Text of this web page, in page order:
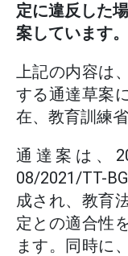
定に違反した
案しています。
上記の内容は
する通達草案
在、教育訓練
通達案は、
08/2021/TT-
成され、教育
定との適合性
ます。同時に